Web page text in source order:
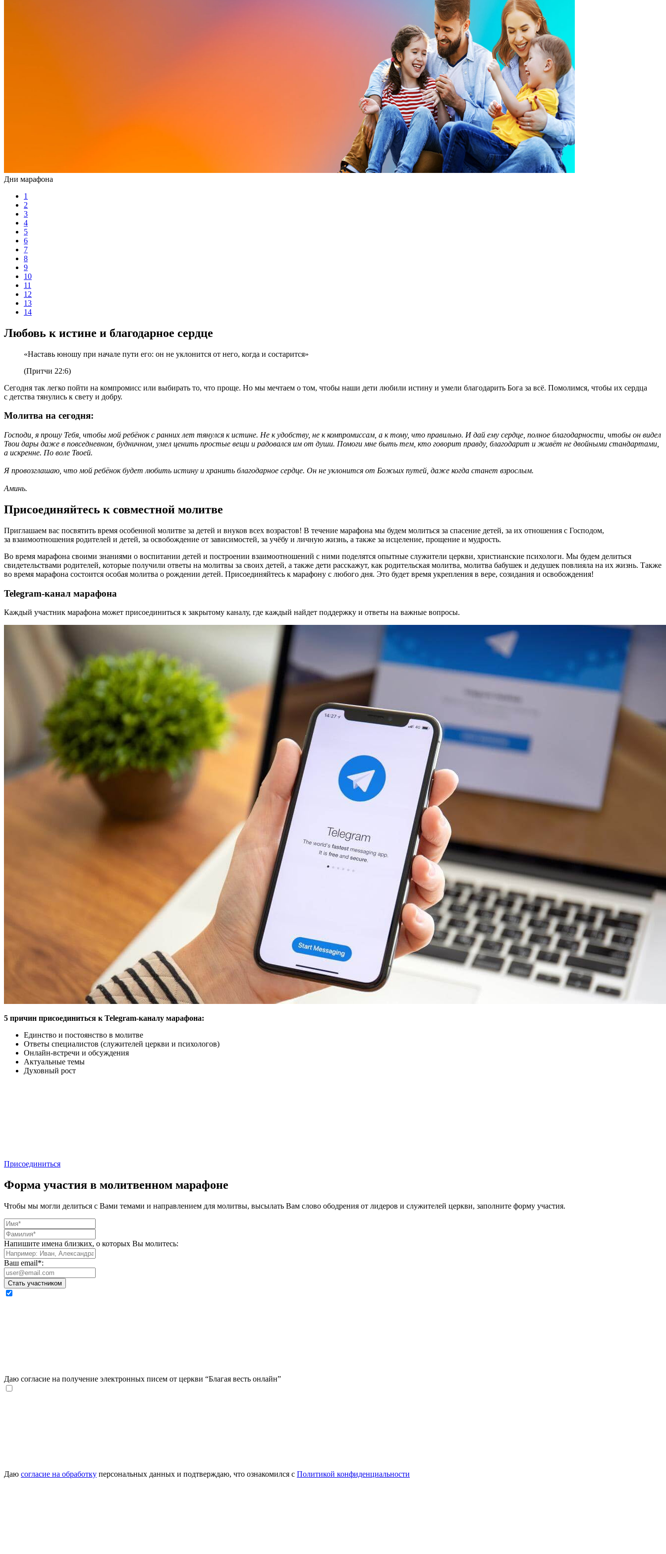
Дни марафона
1
2
3
4
5
6
7
8
9
10
11
12
13
14
Любовь к истине и благодарное сердце
«Наставь юношу при начале пути его: он не уклонится от него, когда и состарится»
(Притчи 22:6)
Сегодня так легко пойти на компромисс или выбирать то, что проще. Но мы мечтаем о том, чтобы наши дети любили истину и умели благодарить Бога за всё. Помолимся, чтобы их сердца
с детства тянулись к свету и добру.
Молитва на сегодня:
Господи, я прошу Тебя, чтобы мой ребёнок с ранних лет тянулся к истине. Не к удобству, не к компромиссам, а к тому, что правильно. И дай ему сердце, полное благодарности, чтобы он видел
Твои дары даже в повседневном, будничном, умел ценить простые вещи и радовался им от души. Помоги мне быть тем, кто говорит правду, благодарит и живёт не двойными стандартами,
а искренне. По воле Твоей.
Я провозглашаю, что мой ребёнок будет любить истину и хранить благодарное сердце. Он не уклонится от Божьих путей, даже когда станет взрослым.
Аминь.
Присоединяйтесь к совместной молитве
Приглашаем вас посвятить время особенной молитве за детей и внуков всех возрастов! В течение марафона мы будем молиться за спасение детей, за их отношения с Господом,
за взаимоотношения родителей и детей, за освобождение от зависимостей, за учёбу и личную жизнь, а также за исцеление, прощение и мудрость.
Во время марафона своими знаниями о воспитании детей и построении взаимоотношений с ними поделятся опытные служители церкви, христианские психологи. Мы будем делиться
свидетельствами родителей, которые получили ответы на молитвы за своих детей, а также дети расскажут, как родительская молитва, молитва бабушек и дедушек повлияла на их жизнь. Также
во время марафона состоится особая молитва о рождении детей. Присоединяйтесь к марафону с любого дня. Это будет время укрепления в вере, созидания и освобождения!
Telegram-канал марафона
Каждый участник марафона может присоединиться к закрытому каналу, где каждый найдет поддержку и ответы на важные вопросы.
5 причин присоединиться к Telegram-каналу марафона:
Единство и постоянство в молитве
Ответы специалистов (служителей церкви и психологов)
Онлайн-встречи и обсуждения
Актуальные темы
Духовный рост
Присоединиться
Форма участия в молитвенном марафоне
Чтобы мы могли делиться с Вами темами и направлением для молитвы, высылать Вам слово ободрения от лидеров и служителей церкви, заполните форму участия.
Напишите имена близких, о которых Вы молитесь:
Ваш email*:
Стать участником
Даю согласие на получение электронных писем от церкви “Благая весть онлайн”
Даю согласие на обработку персональных данных и подтверждаю, что ознакомился с Политикой конфиденциальности